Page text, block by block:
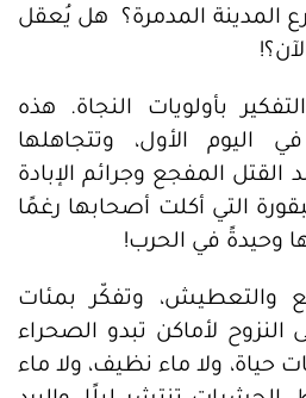
المدينة المدمرة؟ هل يُعقل
بأولويات النجاة. هذه
اليوم الأول، وتتجاهلها
المفجع وجرائم الإبادة
التي أكلت أصحابها رغمًا
وحيدةً في الحرب!
والتعطيش، وتفكّر بمئات
النزوح لأماكن تبدو الصحراء
حياة، ولا ماء نظيف، ولا ماء